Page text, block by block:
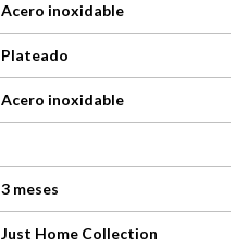
Acero inoxidable
Plateado
Acero inoxidable
3 meses
Just Home Collection